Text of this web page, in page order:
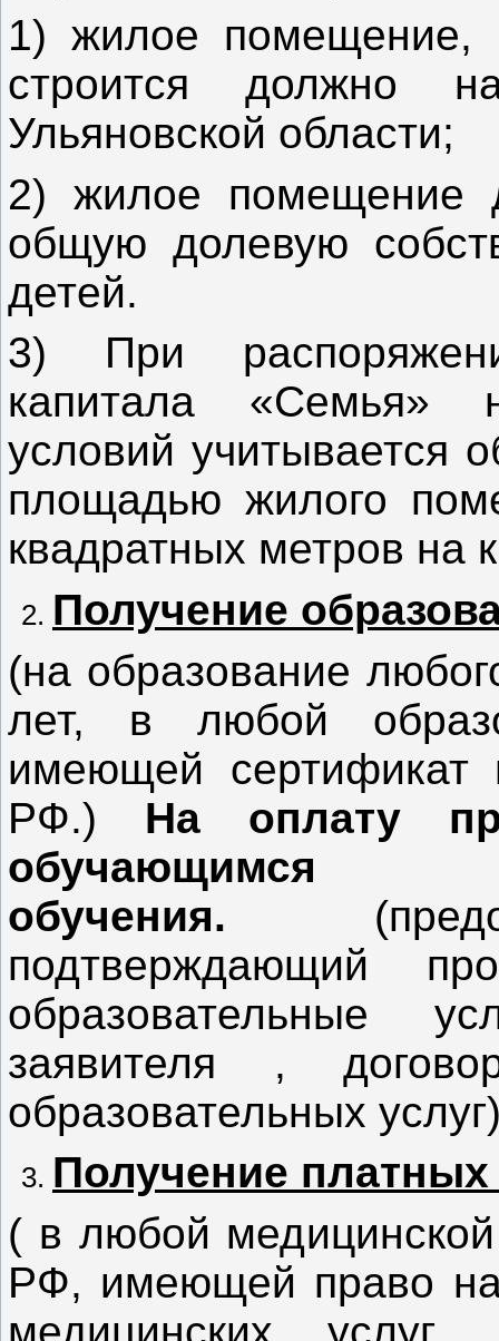
1) жилое помещение,
строится должно
Ульяновской области;
2) жилое помещение
общую долевую
детей.
3) При
капитала «Семья»
условий учитывается
площадью жилого
квадратных метров на
Получение
(на образование
лет, в любой
имеющей сертификат
РФ.) На оплату
обучения.
подтверждающий
образовательные
заявителя ,
образовательных
Получение
( в любой
РФ, имеющей право на